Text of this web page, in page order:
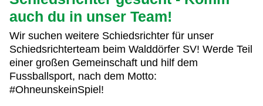
auch du in unser Team!
Wir suchen weitere Schiedsrichter für unser
Schiedsrichterteam beim Walddörfer SV! Werde Teil
einer großen Gemeinschaft und hilf dem
Fussballsport, nach dem Motto:
#OhneunskeinSpiel!